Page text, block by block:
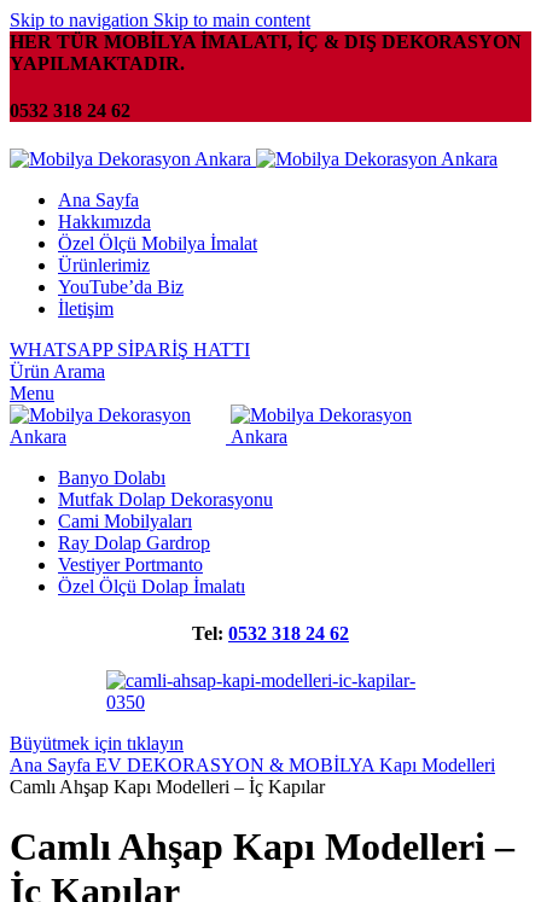
Skip to navigation Skip to main content
HER TÜR MOBİLYA İMALATI, İÇ & DIŞ DEKORASYON
YAPILMAKTADIR.
0532 318 24 62
Ana Sayfa
Hakkımızda
Özel Ölçü Mobilya İmalat
Ürünlerimiz
YouTube’da Biz
İletişim
WHATSAPP SİPARİŞ HATTI
Ürün Arama
Menu
Banyo Dolabı
Mutfak Dolap Dekorasyonu
Cami Mobilyaları
Ray Dolap Gardrop
Vestiyer Portmanto
Özel Ölçü Dolap İmalatı
Tel: 0532 318 24 62
Büyütmek için tıklayın
Ana Sayfa EV DEKORASYON & MOBİLYA Kapı Modelleri
Camlı Ahşap Kapı Modelleri – İç Kapılar
Camlı Ahşap Kapı Modelleri –
İç Kapılar